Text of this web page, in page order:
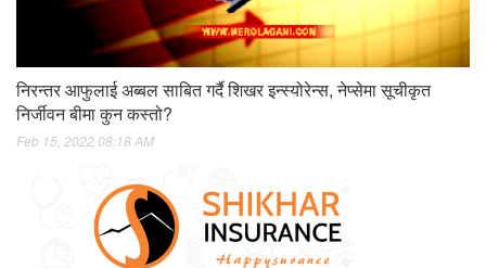
निरन्तर आफुलाई अब्बल साबित गर्दै शिखर इन्स्योरेन्स, नेप्सेमा सूचीकृत
निर्जीवन बीमा कुन कस्तो?
Feb 15, 2022 08:18 AM